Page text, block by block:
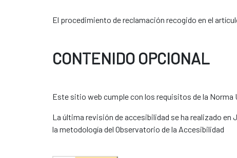
El procedimiento de reclamación recogido en el
CONTENIDO OPCIONAL
Este sitio web cumple con los requisitos de la Norma
La última revisión de accesibilidad se ha realizado
la metodología del Observatorio de la Accesibilidad